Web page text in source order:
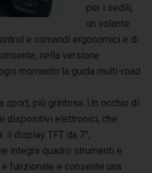
per i sedili,
un volante
e comandi ergonomici e di
nella versione
momento la guida multi-road
sport, più grintosa. Un occhio di
dispositivi elettronici, che
il display TFT da 7”,
integra quadro strumenti e
funzionale e consente una